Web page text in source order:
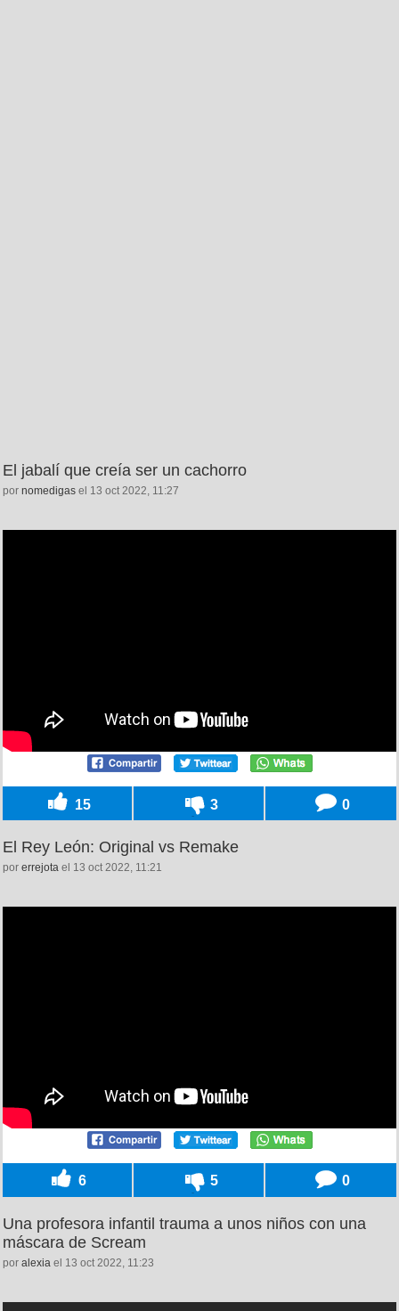
El jabalí que creía ser un cachorro
por nomedigas el 13 oct 2022, 11:27
15 3 0
El Rey León: Original vs Remake
por errejota el 13 oct 2022, 11:21
6 5 0
Una profesora infantil trauma a unos niños con una
máscara de Scream
por alexia el 13 oct 2022, 11:23